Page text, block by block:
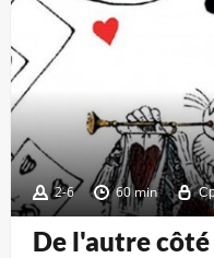
2-6 60 min
De l'autre